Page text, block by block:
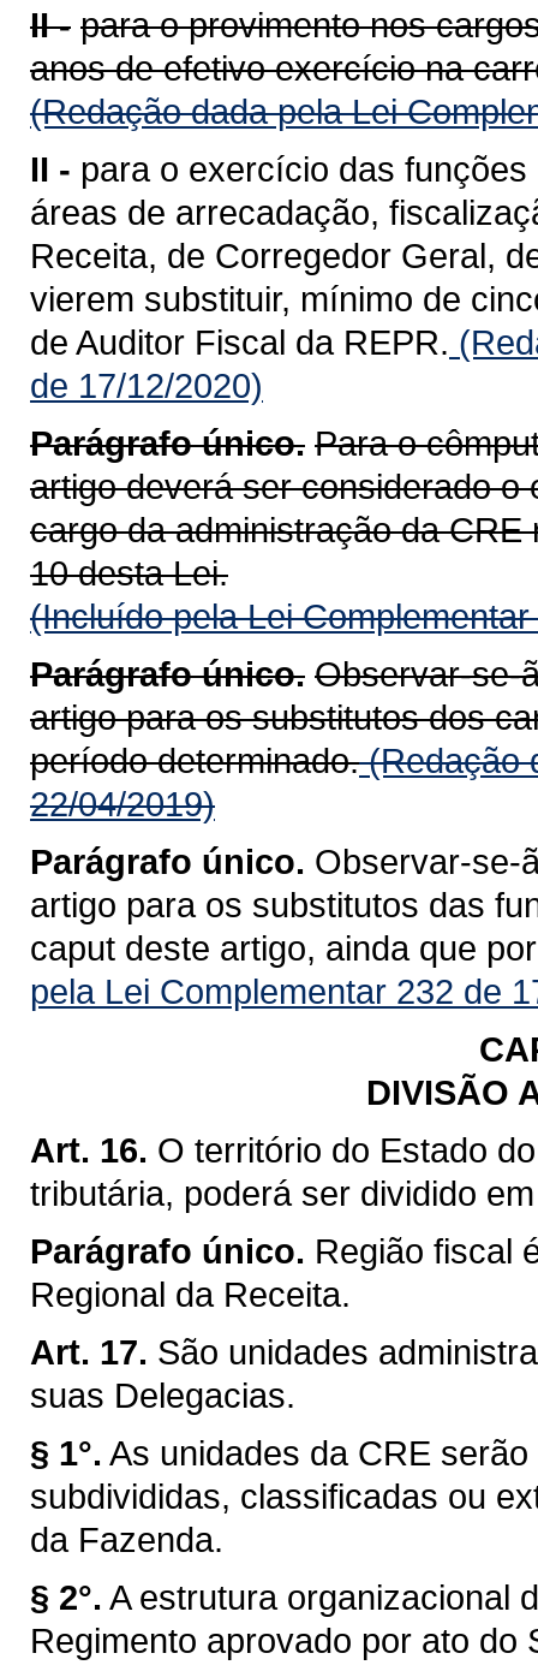
II - para o provimento nos
anos de efetivo exercício na
(Redação dada pela Lei
II - para o exercício das
áreas de arrecadação,
Receita, de Corregedor Geral,
vierem substituir, mínimo de
de Auditor Fiscal da REPR.
de 17/12/2020)
Parágrafo único. Para o
artigo deverá ser considerado
cargo da administração da
10 desta Lei.
(Incluído pela Lei
Parágrafo único. Observar-se-
artigo para os substitutos dos
período determinado.(Redação
22/04/2019)
Parágrafo único. Observar-se-
artigo para os substitutos das
caput deste artigo, ainda que
pela Lei Complementar 232 de
DIVISÃO
Art. 16. O território do Estado
tributária, poderá ser dividido
Parágrafo único. Região fiscal
Regional da Receita.
Art. 17. São unidades
suas Delegacias.
§ 1°. As unidades da CRE
subdivididas, classificadas ou
da Fazenda.
§ 2°. A estrutura organizacional
Regimento aprovado por ato